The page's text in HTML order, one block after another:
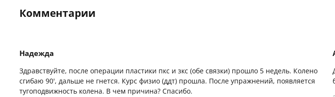
Комментарии
Надежда
Здравствуйте, после операции пластики пкс и зкс (обе связки) прошло 5 недель. Колено
сгибаю 90', дальше не гнется. Курс физио (ддт) прошла. После упражнений, появляется
тугоподвижность колена. В чем причина? Спасибо.